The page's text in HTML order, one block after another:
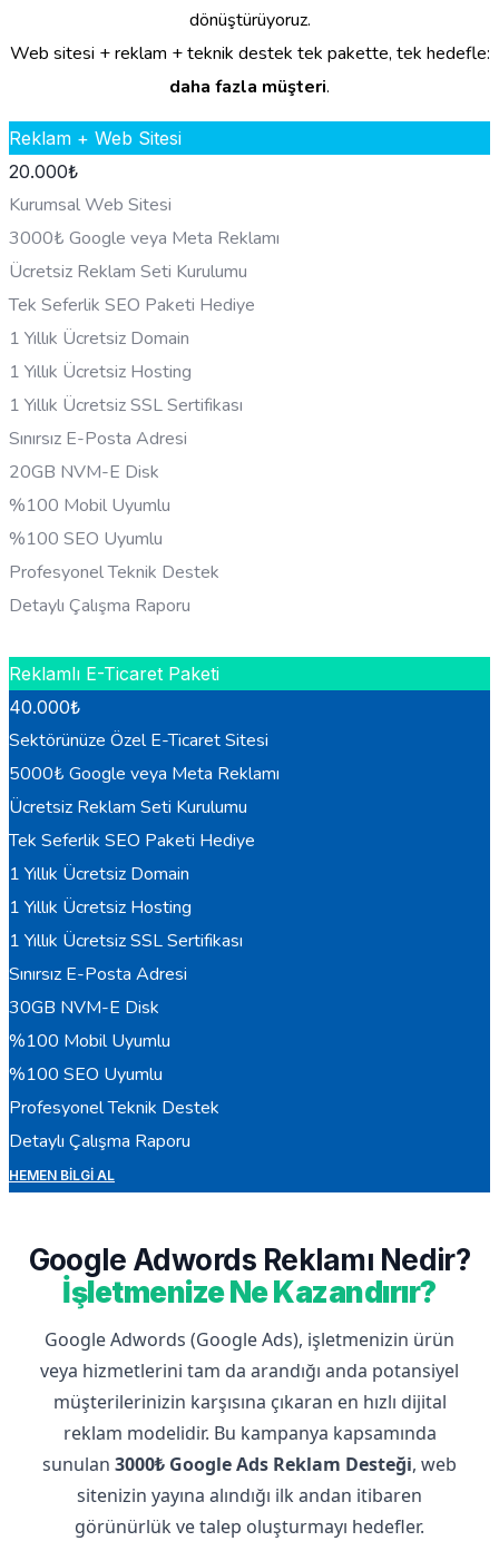
dönüştürüyoruz.
Web sitesi + reklam + teknik destek tek pakette, tek hedefle:
daha fazla müşteri.
Reklam + Web Sitesi
20.000₺
Kurumsal Web Sitesi
3000₺ Google veya Meta Reklamı
Ücretsiz Reklam Seti Kurulumu
Tek Seferlik SEO Paketi Hediye
1 Yıllık Ücretsiz Domain
1 Yıllık Ücretsiz Hosting
1 Yıllık Ücretsiz SSL Sertifikası
Sınırsız E-Posta Adresi
20GB NVM-E Disk
%100 Mobil Uyumlu
%100 SEO Uyumlu
Profesyonel Teknik Destek
Detaylı Çalışma Raporu
Reklamlı E-Ticaret Paketi
40.000₺
Sektörünüze Özel E-Ticaret Sitesi
5000₺ Google veya Meta Reklamı
Ücretsiz Reklam Seti Kurulumu
Tek Seferlik SEO Paketi Hediye
1 Yıllık Ücretsiz Domain
1 Yıllık Ücretsiz Hosting
1 Yıllık Ücretsiz SSL Sertifikası
Sınırsız E-Posta Adresi
30GB NVM-E Disk
%100 Mobil Uyumlu
%100 SEO Uyumlu
Profesyonel Teknik Destek
Detaylı Çalışma Raporu
HEMEN BILGI AL
Google Adwords Reklamı Nedir?
İşletmenize Ne Kazandırır?
Google Adwords (Google Ads), işletmenizin ürün
veya hizmetlerini tam da arandığı anda potansiyel
müşterilerinizin karşısına çıkaran en hızlı dijital
reklam modelidir. Bu kampanya kapsamında
sunulan 3000₺ Google Ads Reklam Desteği, web
sitenizin yayına alındığı ilk andan itibaren
görünürlük ve talep oluşturmayı hedefler.